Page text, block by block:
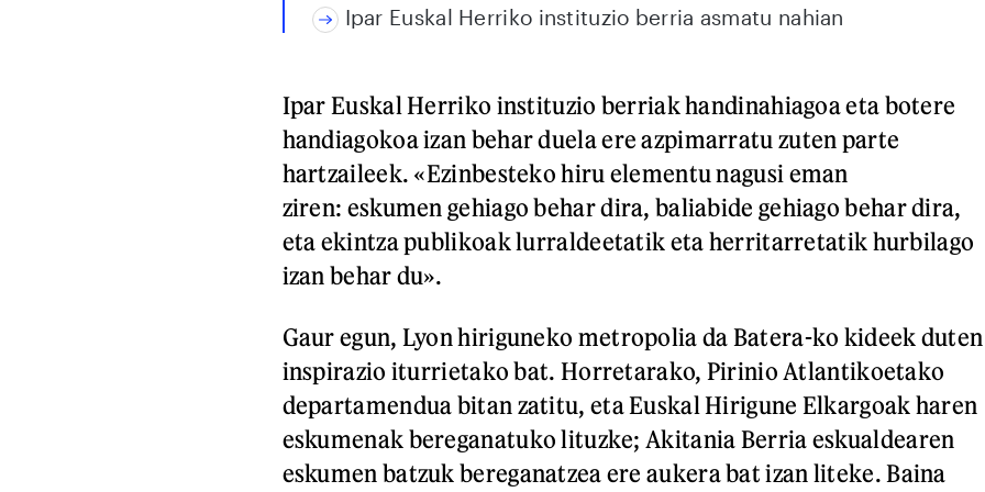
Ipar Euskal Herriko instituzio berria asmatu nahian
Ipar Euskal Herriko instituzio berriak handinahiagoa eta botere
handiagokoa izan behar duela ere azpimarratu zuten parte
hartzaileek. «Ezinbesteko hiru elementu nagusi eman
ziren: eskumen gehiago behar dira, baliabide gehiago behar dira,
eta ekintza publikoak lurraldeetatik eta herritarretatik hurbilago
izan behar du».
Gaur egun, Lyon hiriguneko metropolia da Batera-ko kideek duten
inspirazio iturrietako bat. Horretarako, Pirinio Atlantikoetako
departamendua bitan zatitu, eta Euskal Hirigune Elkargoak haren
eskumenak bereganatuko lituzke; Akitania Berria eskualdearen
eskumen batzuk bereganatzea ere aukera bat izan liteke. Baina